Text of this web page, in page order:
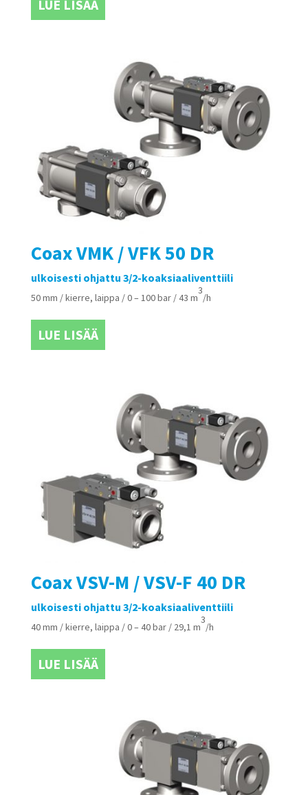
LUE LISÄÄ
Coax VMK / VFK 50 DR
ulkoisesti ohjattu 3/2-koaksiaaliventtiili
50 mm / kierre, laippa / 0 – 100 bar / 43 m
3
/h
LUE LISÄÄ
Coax VSV-M / VSV-F 40 DR
ulkoisesti ohjattu 3/2-koaksiaaliventtiili
40 mm / kierre, laippa / 0 – 40 bar / 29,1 m
3
/h
LUE LISÄÄ